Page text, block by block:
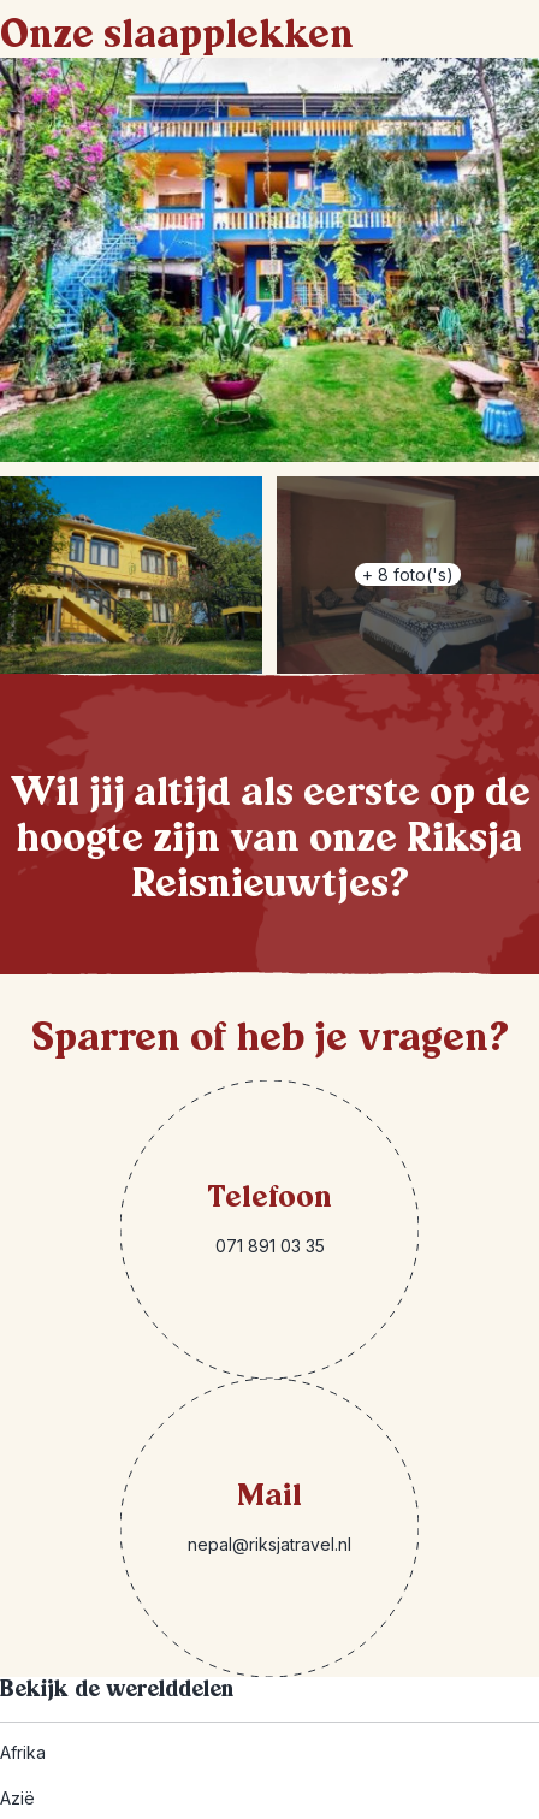
Onze slaapplekken
+ 8 foto('s)
Wil jij altijd als eerste op de
hoogte zijn van onze Riksja
Reisnieuwtjes?
Sparren of heb je vragen?
Telefoon
071 891 03 35
Mail
nepal@riksjatravel.nl
Bekijk de werelddelen
Afrika
Azië